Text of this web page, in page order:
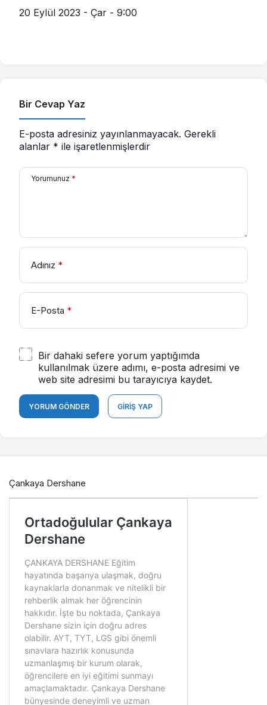
20 Eylül 2023 - Çar - 9:00
Bir Cevap Yaz
E-posta adresiniz yayınlanmayacak. Gerekli
alanlar * ile işaretlenmişlerdir
Yorumunuz *
Adınız *
E-Posta *
Bir dahaki sefere yorum yaptığımda
kullanılmak üzere adımı, e-posta adresimi ve
web site adresimi bu tarayıcıya kaydet.
YORUM GÖNDER GIRIŞ YAP
Çankaya Dershane